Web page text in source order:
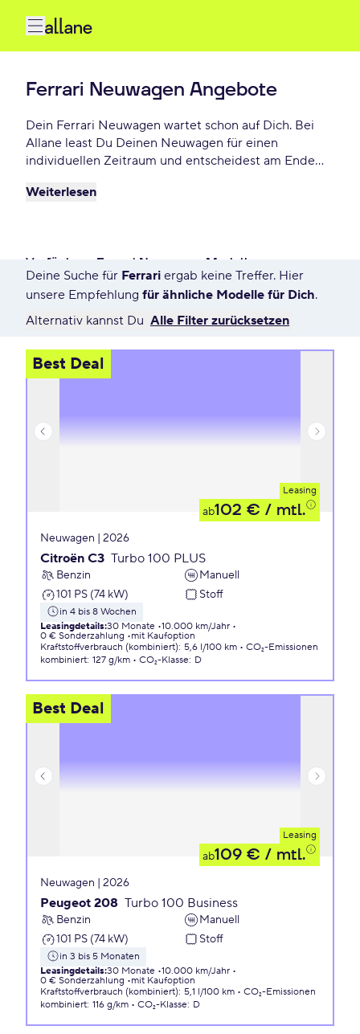
Ferrari Neuwagen Angebote
Dein Ferrari Neuwagen wartet schon auf Dich. Bei
Allane least Du Deinen Neuwagen für einen
individuellen Zeitraum und entscheidest am Ende
oder zurückgeben willst. Finde das perfekte Ferrari
Weiterlesen
Verfügbare Ferrari Neuwagen Modelle
7623 Angebote für Deine Suche
Deine Suche für Ferrari ergab keine Treffer. Hier
unsere Empfehlung für ähnliche Modelle für Dich.
Alternativ kannst Du Alle Filter zurücksetzen
Best Deal
Leasing
ab102 € / mtl.
Neuwagen | 2026
Citroën C3 Turbo 100 PLUS
Benzin
Manuell
101 PS (74 kW)
Stoff
in 4 bis 8 Wochen
Leasingdetails:30 Monate 10.000 km/Jahr
0 € Sonderzahlung
mit Kaufoption
Kraftstoffverbrauch (kombiniert): 5,6 l/100 km
CO₂-Emissionen
kombiniert: 127 g/km CO₂-Klasse: D
Best Deal
Leasing
ab109 € / mtl.
Neuwagen | 2026
Peugeot 208 Turbo 100 Business
Benzin
Manuell
101 PS (74 kW)
Stoff
in 3 bis 5 Monaten
Leasingdetails:30 Monate 10.000 km/Jahr
0 € Sonderzahlung
mit Kaufoption
Kraftstoffverbrauch (kombiniert): 5,1 l/100 km
CO₂-Emissionen
kombiniert: 116 g/km CO₂-Klasse: D